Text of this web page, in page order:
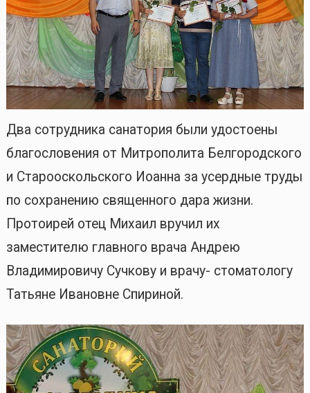
Два сотрудника санатория были удостоены
благословения от Митрополита Белгородского
и Старооскольского Иоанна за усердные труды
по сохранению священного дара жизни.
Протоирей отец Михаил вручил их
заместителю главного врача Андрею
Владимировичу Сучкову и врачу- стоматологу
Татьяне Ивановне Спириной.